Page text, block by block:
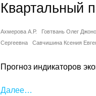
Квартальный
Ахмерова А.Р. Говтвань Олег
Сергеевна
Савчишина Ксения
Прогноз индикаторов
Далее…